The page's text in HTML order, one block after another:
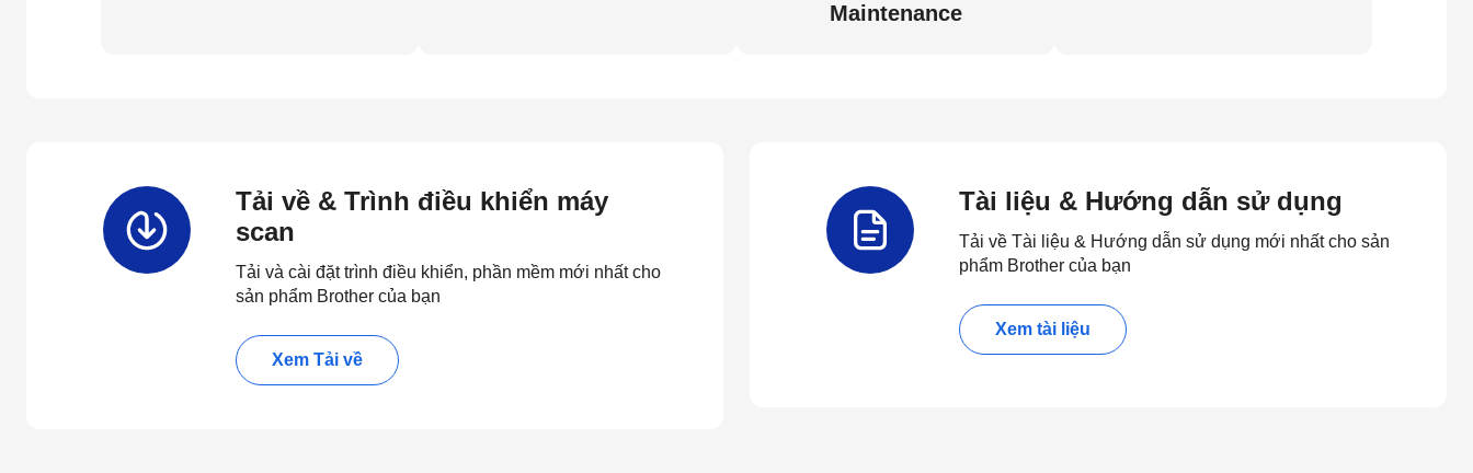
Maintenance
Tải về & Trình điều khiển máy
scan
Tải và cài đặt trình điều khiển, phần mềm mới nhất cho
sản phẩm Brother của bạn
Xem Tải về
Tài liệu & Hướng dẫn sử dụng
Tải về Tài liệu & Hướng dẫn sử dụng mới nhất cho sản
phẩm Brother của bạn
Xem tài liệu